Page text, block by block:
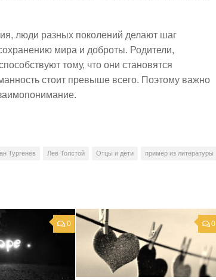
люди разных поколений делают шаг
мира и доброты. Родители,
тому, что они становятся
стоит превыше всего. Поэтому важно
Тургенев Лев Толстой Отцы и дети пример из литературы
0 0